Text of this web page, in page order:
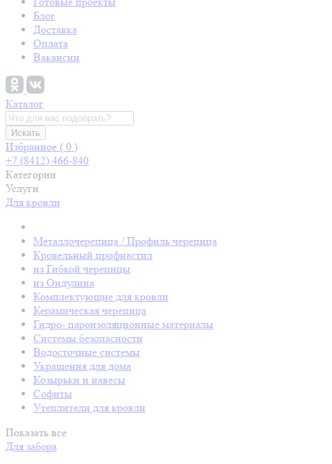
Блог
Доставка
Оплата
Вакансии
Каталог
Искать
Избранное ( 0 )
+7 (8412) 466-840
Категории
Услуги
Для кровли
Металлочерепица / Профиль черепица
Кровельный профнастил
из Гибкой черепицы
из Ондулина
Комплектующие для кровли
Керамическая черепица
Гидро- пароизоляционные материалы
Системы безопасности
Водосточные системы
Украшения для дома
Козырьки и навесы
Софиты
Утеплители для кровли
Показать все
Для забора